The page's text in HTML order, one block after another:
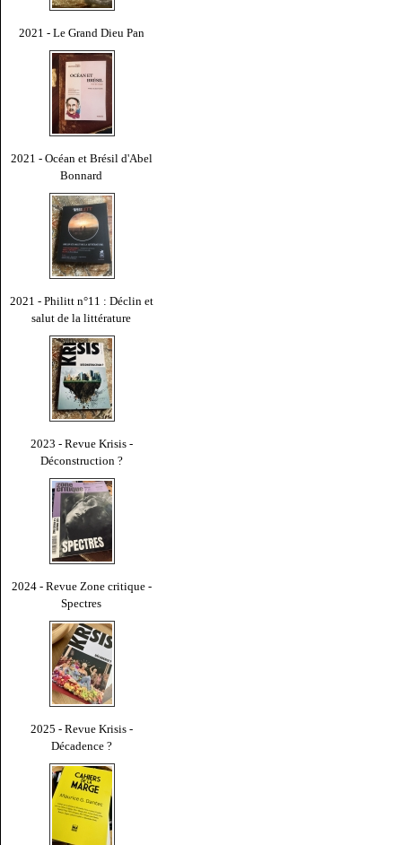
2021 - Le Grand Dieu Pan
2021 - Océan et Brésil d'Abel
Bonnard
2021 - Philitt n°11 : Déclin et
salut de la littérature
2023 - Revue Krisis -
Déconstruction ?
2024 - Revue Zone critique -
Spectres
2025 - Revue Krisis -
Décadence ?